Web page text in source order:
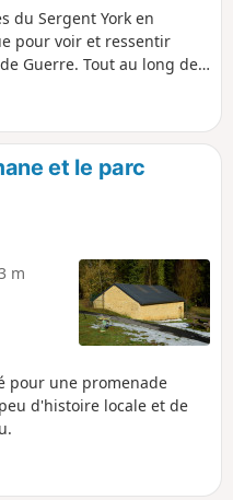
du Sergent York en
pour voir et ressentir
Guerre. Tout au long de
panneau d'informations
où se sont déroulés
le bataillon de
retrait allemand de la
et le parc
m
pour une promenade
d'histoire locale et de